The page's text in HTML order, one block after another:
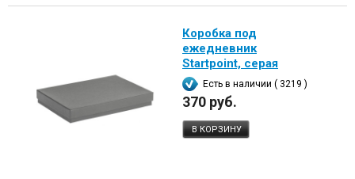
Коробка под
ежедневник
Startpoint, серая
Есть в наличии ( 3219 )
370 руб.
В КОРЗИНУ